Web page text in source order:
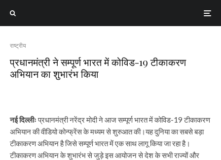
राष्ट्रीय
प्रधानमंत्री ने सम्पूर्ण भारत में कोविड-19 टीकाकरण
अभियान का शुभारंभ किया
नई दिल्लीःप्रधानमंत्री नरेंद्र मोदी ने आज सम्पूर्ण भारत में कोविड-19 टीकाकरण
अभियान की वीडियो कोन्फ्रेंस के मध्यम से शुरुआत की।यह दुनिया का सबसे बड़ा
टीकाकरण अभियान है जिसे सम्पूर्ण भारत में एक साथ लागू किया जा रहा है।
टीकाकरण अभियान के शुभारंभ से जुड़े इस आयोजन से देश के सभी राज्यों और